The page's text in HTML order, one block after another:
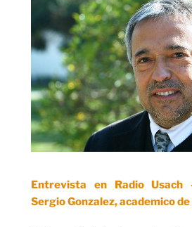
Entrevista en Radio
Sergio Gonzalez, academico de